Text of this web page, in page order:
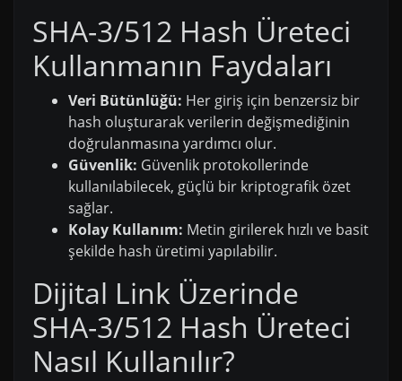
SHA-3/512 Hash Üreteci
Kullanmanın Faydaları
Veri Bütünlüğü: Her giriş için benzersiz bir
hash oluşturarak verilerin değişmediğinin
doğrulanmasına yardımcı olur.
Güvenlik: Güvenlik protokollerinde
kullanılabilecek, güçlü bir kriptografik özet
sağlar.
Kolay Kullanım: Metin girilerek hızlı ve basit
şekilde hash üretimi yapılabilir.
Dijital Link Üzerinde
SHA-3/512 Hash Üreteci
Nasıl Kullanılır?